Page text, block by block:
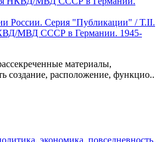
России. Серия "Публикации" / Т.II.
МВД СССР в Германии. 1945-
материалы,
создание, расположение, функцио..